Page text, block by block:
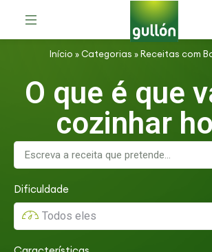
Início »Categorias »Receitas com
O que é que
cozinhar
Dificuldade